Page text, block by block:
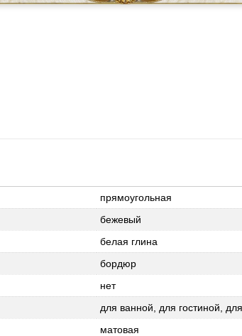
прямоугольная
бежевый
белая глина
бордюр
нет
для ванной, для гостиной,
матовая